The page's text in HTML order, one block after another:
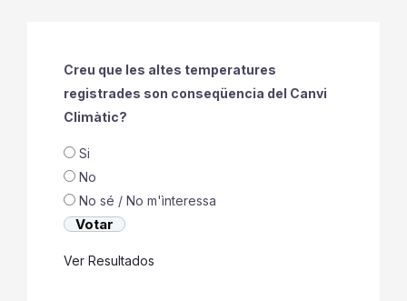
Creu que les altes temperatures
registrades son conseqüencia del Canvi
Climàtic?
Si
No
No sé / No m'ìnteressa
Ver Resultados